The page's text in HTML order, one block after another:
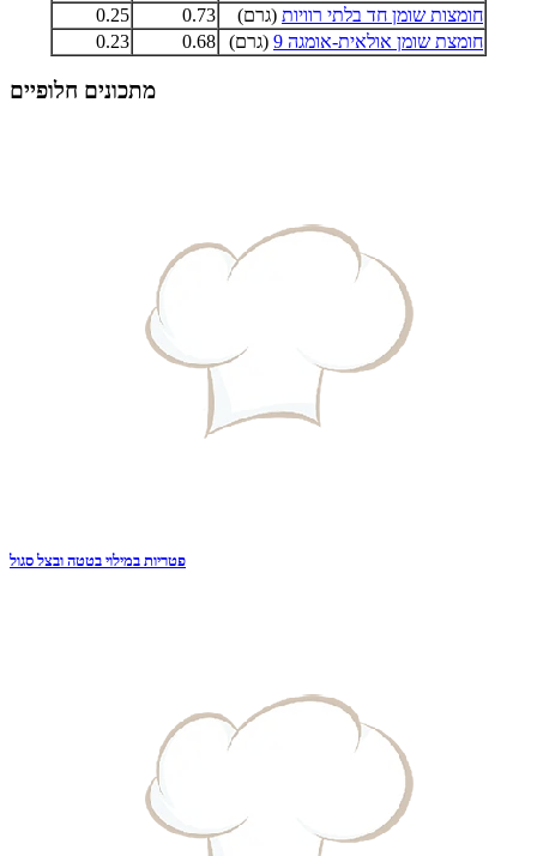
חומצות שומן חד בלתי רוויות (גרם) 0.73
0.25
חומצת שומן אולאית-אומגה 9
(גרם) 0.68
0.23
מתכונים חלופיים
פטריות במילוי בטטה ובצל סגול